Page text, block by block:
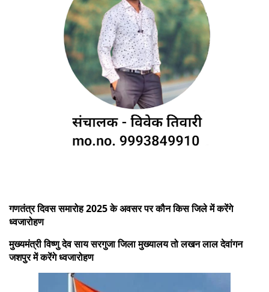
गणतंत्र दिवस समारोह 2025 के अवसर पर कौन किस जिले में करेंगे
ध्वजारोहण
मुख्यमंत्री विष्णु देव साय सरगुजा जिला मुख्यालय तो लखन लाल देवांगन
जशपुर में करेंगे ध्वजारोहण